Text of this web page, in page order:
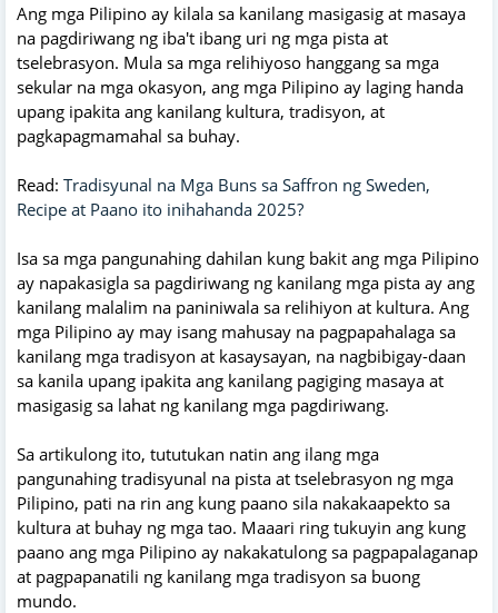
Ang mga Pilipino ay kilala sa kanilang masigasig at masaya
na pagdiriwang ng iba't ibang uri ng mga pista at
tselebrasyon. Mula sa mga relihiyoso hanggang sa mga
sekular na mga okasyon, ang mga Pilipino ay laging handa
upang ipakita ang kanilang kultura, tradisyon, at
pagkapagmamahal sa buhay.
Read: Tradisyunal na Mga Buns sa Saffron ng Sweden,
Recipe at Paano ito inihahanda 2025?
Isa sa mga pangunahing dahilan kung bakit ang mga Pilipino
ay napakasigla sa pagdiriwang ng kanilang mga pista ay ang
kanilang malalim na paniniwala sa relihiyon at kultura. Ang
mga Pilipino ay may isang mahusay na pagpapahalaga sa
kanilang mga tradisyon at kasaysayan, na nagbibigay-daan
sa kanila upang ipakita ang kanilang pagiging masaya at
masigasig sa lahat ng kanilang mga pagdiriwang.
Sa artikulong ito, tututukan natin ang ilang mga
pangunahing tradisyunal na pista at tselebrasyon ng mga
Pilipino, pati na rin ang kung paano sila nakakaapekto sa
kultura at buhay ng mga tao. Maaari ring tukuyin ang kung
paano ang mga Pilipino ay nakakatulong sa pagpapalaganap
at pagpapanatili ng kanilang mga tradisyon sa buong
mundo.